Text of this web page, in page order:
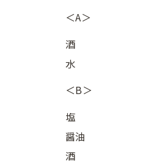
＜A＞
酒
水
＜B＞
塩
醤油
酒